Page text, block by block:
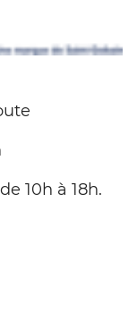
10h à 18h.